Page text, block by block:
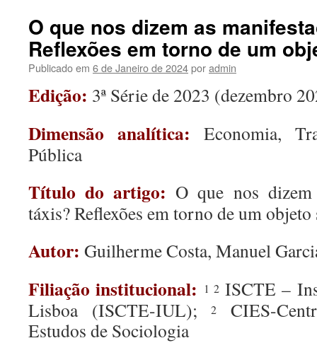
conteúdo
O que nos dizem as
Reflexões em torno de um
Publicado em 6 de Janeiro de 2024poradmin
Edição: 3ª Série de 2023 (dezembro
Dimensão analítica: Economia,
Pública
Título do artigo:O que nos dizem
táxis? Reflexões em torno de um
Autor: Guilherme Costa, Manuel
Filiação institucional: 1 2ISCTE –
Lisboa (ISCTE-IUL);
2
CIES-
Estudos de Sociologia